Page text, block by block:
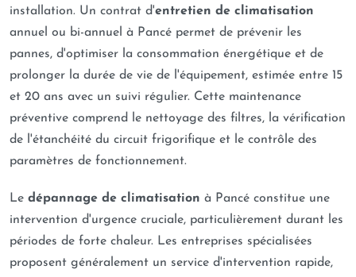
installation. Un contrat d'entretien de climatisation
annuel ou bi-annuel à Pancé permet de prévenir les
pannes, d'optimiser la consommation énergétique et de
prolonger la durée de vie de l'équipement, estimée entre 15
et 20 ans avec un suivi régulier. Cette maintenance
préventive comprend le nettoyage des filtres, la vérification
de l'étanchéité du circuit frigorifique et le contrôle des
paramètres de fonctionnement.
Le dépannage de climatisation à Pancé constitue une
intervention d'urgence cruciale, particulièrement durant les
périodes de forte chaleur. Les entreprises spécialisées
proposent généralement un service d'intervention rapide,